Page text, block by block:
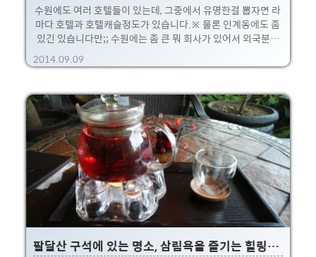
수원에도 여러 호텔들이 있는데, 그중에서 유명한걸 뽑자면 라
마다 호텔과 호텔캐슬정도가 있습니다.※ 물론 인계동에도 좀
있긴 있습니다만;; 수원에는 좀 큰 뭐 회사가 있어서 외국분들
이 많이 머무시네요.저도 기회가 되어 1박2일을 잠시 머물었
고, 이 포스팅은 조식으로 먹었던 5층 부페 쉐푸스에 대한 후기
지나네요. 흙 나름, 로비에는 바도 있고 빵집도 있고 좋음.밤중
에 내려오니, 기타로 라이브 연주를 했던 기억이 나네요. 허허
위치는 대략 위와 같습니다. 여기 5층에는 요렇게 쉐푸스라는
부페가 있습니다.특이하게 야외공간도 있어서, 바베큐 파티 전
용 부페도 있더군요.굳이 호텔에서 숙박하지 않아도 오픈되어
있어서, 미리 예약하면 누구나 이용이 가능합니다..
2014.09.09
팔달산 구석에 있는 명소, 삼림욕을 즐기는 힐링까페 뜰!